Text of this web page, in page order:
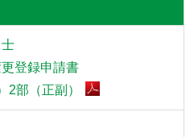
登録申請書
2部（正副）